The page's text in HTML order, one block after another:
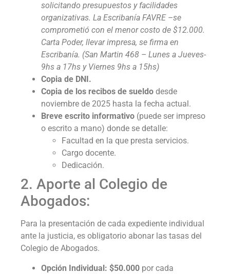
solicitando presupuestos y facilidades
organizativas. La Escribanía FAVRE –se
comprometió con el menor costo de $12.000.
Carta Poder, llevar impresa, se firma en
Escribanía. (San Martin 468 – Lunes a Jueves-
9hs a 17hs y Viernes 9hs a 15hs)
Copia de DNI.
Copia de los recibos de sueldo desde
noviembre de 2025 hasta la fecha actual.
Breve escrito informativo (puede ser impreso
o escrito a mano) donde se detalle:
Facultad en la que presta servicios.
Cargo docente.
Dedicación.
2. Aporte al Colegio de
Abogados:
Para la presentación de cada expediente individual
ante la justicia, es obligatorio abonar las tasas del
Colegio de Abogados.
Opción Individual: $50.000 por cada